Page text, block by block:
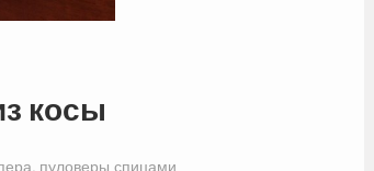
косы
пуловеры спицами